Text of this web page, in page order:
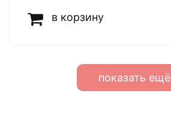
в корзину
показать ещё